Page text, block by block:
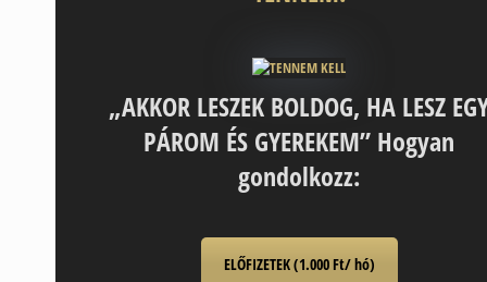
„AKKOR LESZEK BOLDOG, HA LESZ
PÁROM ÉS GYEREKEM” Hogyan
gondolkozz:
ELŐFIZETEK (1.000 Ft/ hó)